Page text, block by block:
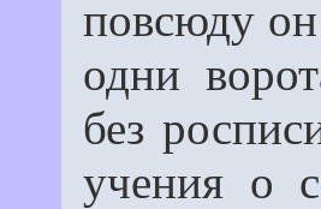
повсюду
одни
без
учения о